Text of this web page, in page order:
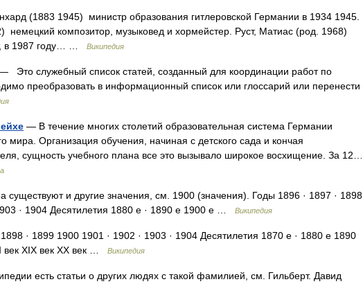
(1883 1945) министр образования гитлеровской Германии в 1934 1945.
немецкий композитор, музыковед и хормейстер. Руст, Матиас (род. 1968)
в 1987 году… …
Википедия
Это служебный список статей, созданный для координации работ по
преобразовать в информационный список или глоссарий или перенести
— В течение многих столетий образовательная система Германии
мира. Организация обучения, начиная с детского сада и кончая
сущность учебного плана все это вызывало широкое восхищение. За 12…
существуют и другие значения, см. 1900 (значения). Годы 1896 · 1897 · 1898
· 1904 Десятилетия 1880 е · 1890 е 1900 е …
Википедия
· 1899 1900 1901 · 1902 · 1903 · 1904 Десятилетия 1870 е · 1880 е 1890
век XIX век XX век …
Википедия
есть статьи о других людях с такой фамилией, см. Гильберт. Давид